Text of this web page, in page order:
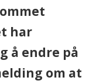
har
å endre på
om at